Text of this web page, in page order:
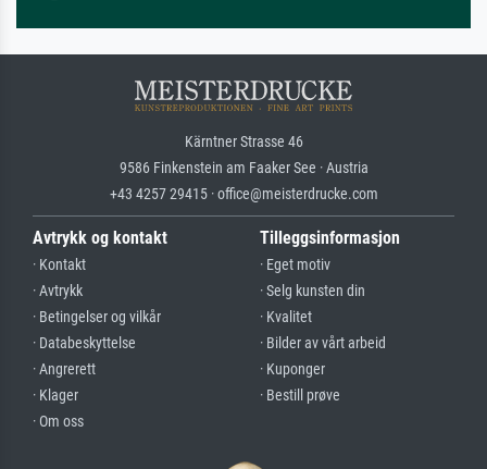
Kärntner Strasse 46
9586 Finkenstein am Faaker See · Austria
+43 4257 29415 · office@meisterdrucke.com
Avtrykk og kontakt
· Kontakt
· Avtrykk
· Betingelser og vilkår
· Databeskyttelse
· Angrerett
· Klager
· Om oss
Tilleggsinformasjon
· Eget motiv
· Selg kunsten din
· Kvalitet
· Bilder av vårt arbeid
· Kuponger
· Bestill prøve